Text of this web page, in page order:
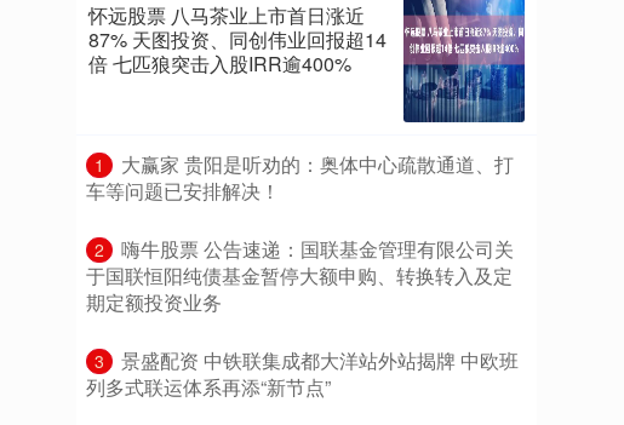
怀远股票 八马茶业上市首日涨近
87% 天图投资、同创伟业回报超14
倍 七匹狼突击入股IRR逾400%
1
​大赢家 贵阳是听劝的：奥体中心疏散通道、打
车等问题已安排解决！
2
​嗨牛股票 公告速递：国联基金管理有限公司关
于国联恒阳纯债基金暂停大额申购、转换转入及定
期定额投资业务
3
​景盛配资 中铁联集成都大洋站外站揭牌 中欧班
列多式联运体系再添“新节点”